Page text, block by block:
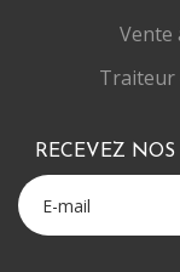
Vente
Traiteur
RECEVEZ